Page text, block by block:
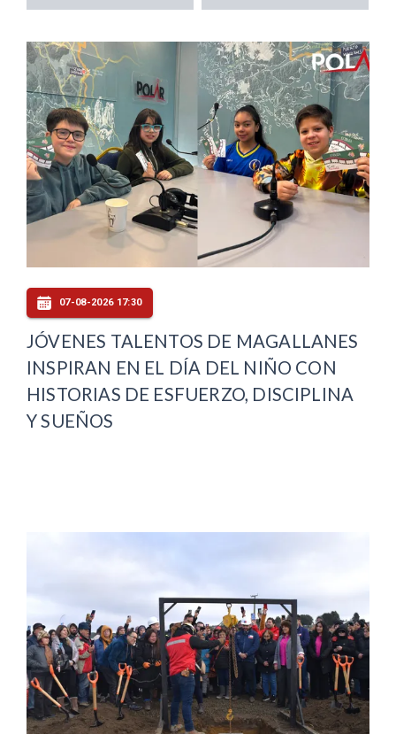
07-08-2026 17:30
JÓVENES TALENTOS DE MAGALLANES
INSPIRAN EN EL DÍA DEL NIÑO CON
HISTORIAS DE ESFUERZO, DISCIPLINA
Y SUEÑOS